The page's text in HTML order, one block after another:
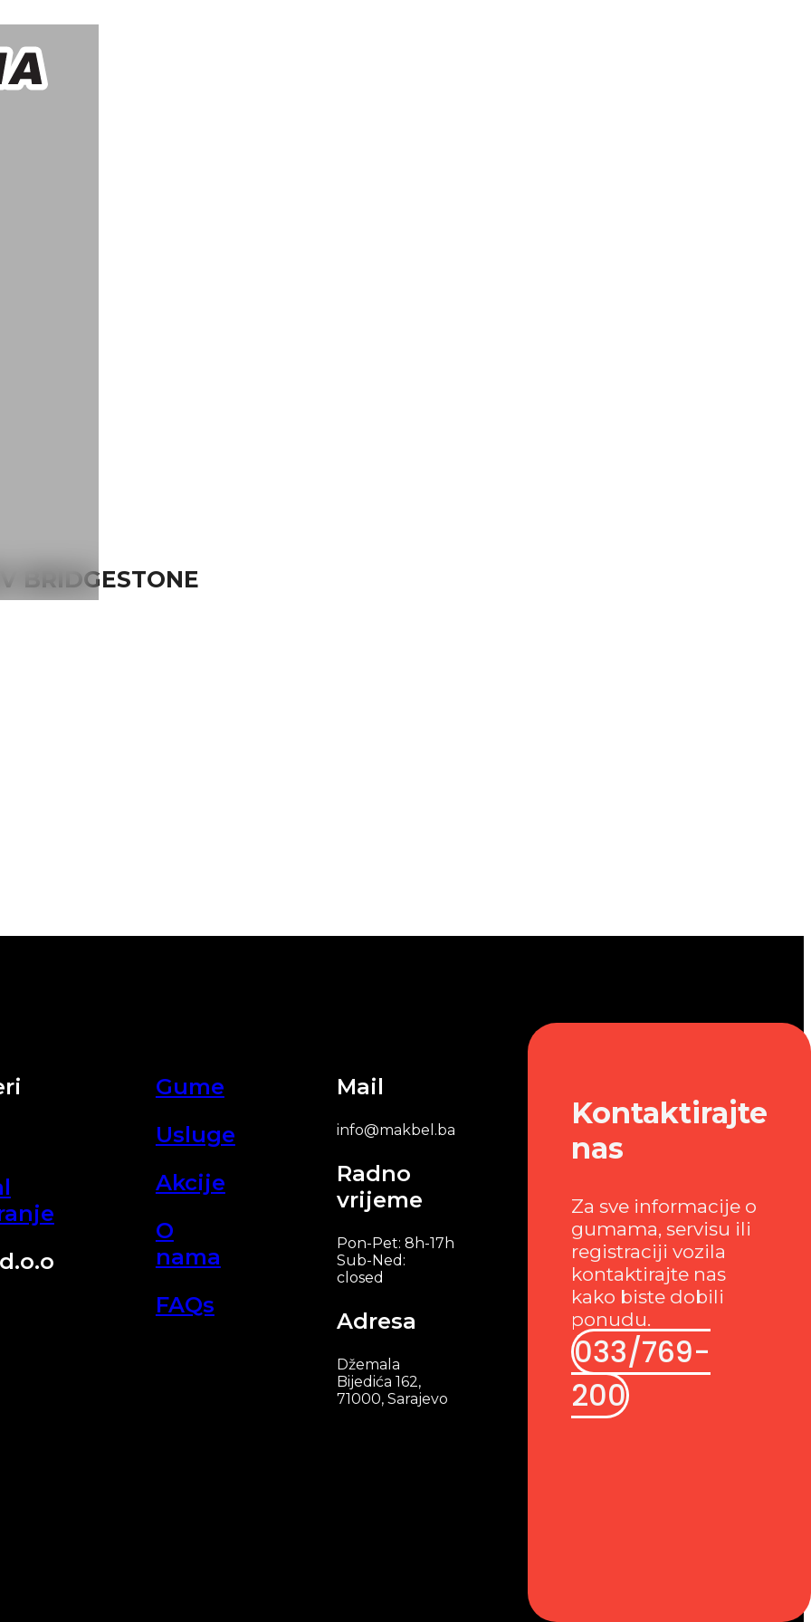
BRIDGESTONE
Gume
Usluge
Akcije
O
nama
FAQs
Mail
info@makbel.ba
Radno
vrijeme
Pon-Pet: 8h-17h
Sub-Ned:
closed
Adresa
Džemala
Bijedića 162,
71000, Sarajevo
Kontaktirajte
nas
Za sve informacije o
gumama, servisu ili
registraciji vozila
kontaktirajte nas
kako biste dobili
ponudu.
033/769-
200